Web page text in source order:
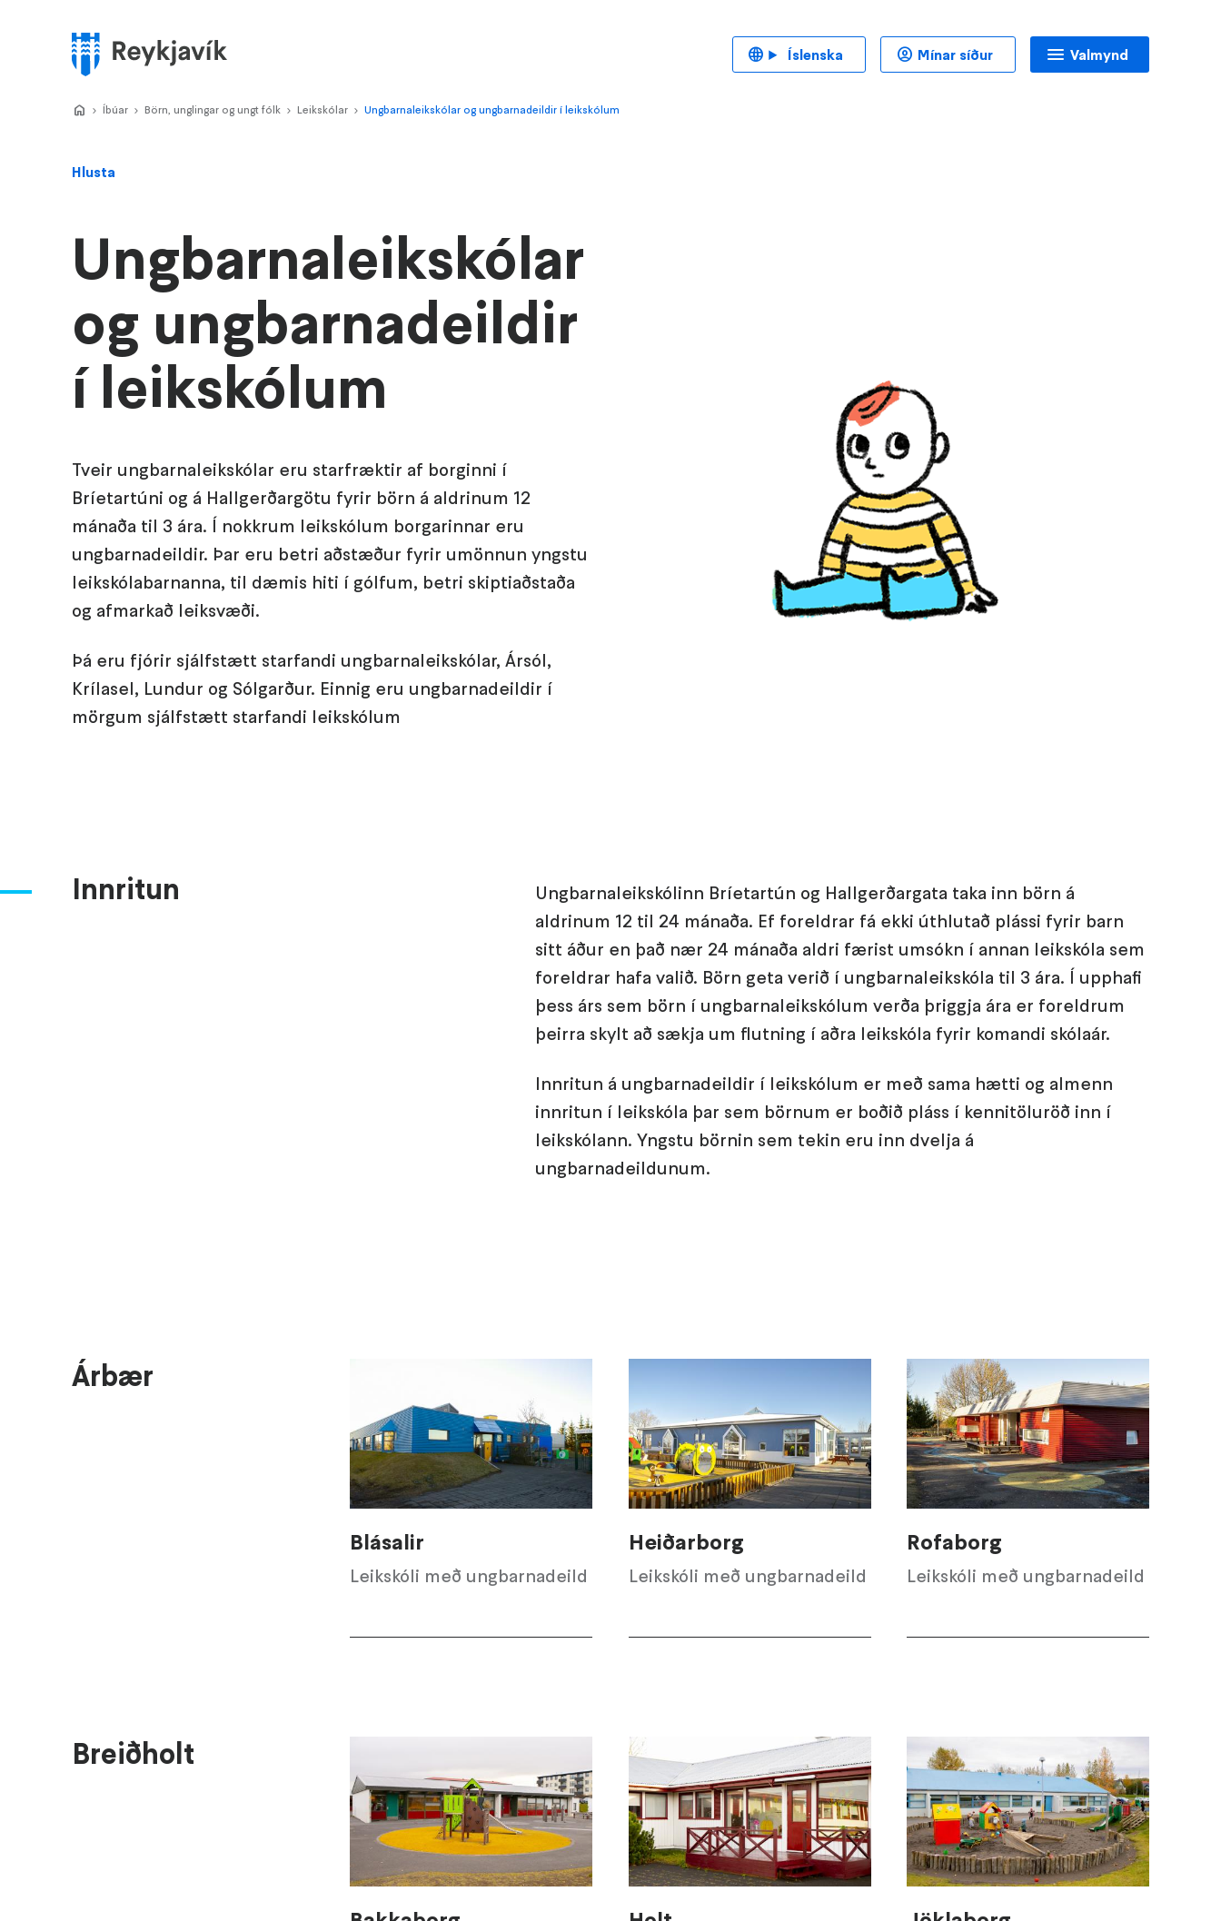
Valmynd
Hlusta
Ungbarnaleikskólar
og ungbarnadeildir
í leikskólum
Tveir ungbarnaleikskólar eru starfræktir af borginni í
Bríetartúni og á Hallgerðargötu fyrir börn á aldrinum 12
mánaða til 3 ára. Í nokkrum leikskólum borgarinnar eru
ungbarnadeildir. Þar eru betri aðstæður fyrir umönnun yngstu
leikskólabarnanna, til dæmis hiti í gólfum, betri skiptiaðstaða
og afmarkað leiksvæði.
Þá eru fjórir sjálfstætt starfandi ungbarnaleikskólar, Ársól,
Krílasel, Lundur og Sólgarður. Einnig eru ungbarnadeildir í
mörgum sjálfstætt starfandi leikskólum
Innritun
Ungbarnaleikskólinn Bríetartún og Hallgerðargata taka inn börn á
aldrinum 12 til 24 mánaða. Ef foreldrar fá ekki úthlutað plássi fyrir barn
sitt áður en það nær 24 mánaða aldri færist umsókn í annan leikskóla sem
foreldrar hafa valið. Börn geta verið í ungbarnaleikskóla til 3 ára. Í upphafi
þess árs sem börn í ungbarnaleikskólum verða þriggja ára er foreldrum
þeirra skylt að sækja um flutning í aðra leikskóla fyrir komandi skólaár.
Innritun á ungbarnadeildir í leikskólum er með sama hætti og almenn
innritun í leikskóla þar sem börnum er boðið pláss í kennitöluröð inn í
leikskólann. Yngstu börnin sem tekin eru inn dvelja á
ungbarnadeildunum.
Árbær
Blásalir
Leikskóli með ungbarnadeild
Heiðarborg
Leikskóli með ungbarnadeild
Rofaborg
Leikskóli með ungbarnadeild
Breiðholt
Home
>
Íbúar >
Börn, unglingar og ungt fólk >
Leikskólar >
Ungbarnaleikskólar og ungbarnadeildir í leikskólum
Valmynd
Íslenska Mínar síður